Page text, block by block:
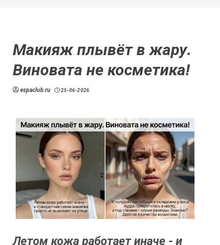
Макияж плывёт в жару.
Виновата не косметика!
espaclub.ru 25-06-2026
Летом кожа работает иначе - и